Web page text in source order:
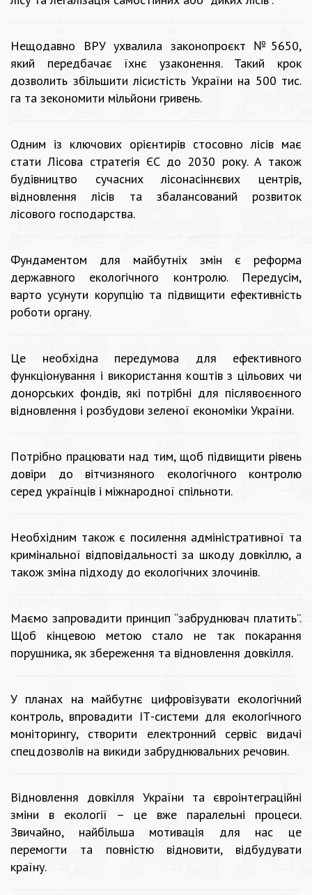
Нещодавно ВРУ ухвалила законопроєкт №5650,
який передбачає їхнє узаконення. Такий крок
дозволить збільшити лісистість України на 500 тис.
га та зекономити мільйони гривень.
Одним із ключових орієнтирів стосовно лісів має
стати Лісова стратегія ЄС до 2030 року. А також
будівництво сучасних лісонасіннєвих центрів,
відновлення лісів та збалансований розвиток
лісового господарства.
Фундаментом для майбутніх змін є реформа
державного екологічного контролю. Передусім,
варто усунути корупцію та підвищити ефективність
роботи органу.
Це необхідна передумова для ефективного
функціонування і використання коштів з цільових чи
донорських фондів, які потрібні для післявоєнного
відновлення і розбудови зеленої економіки України.
Потрібно працювати над тим, щоб підвищити рівень
довіри до вітчизняного екологічного контролю
серед українців і міжнародної спільноти.
Необхідним також є посилення адміністративної та
кримінальної відповідальності за шкоду довкіллю, а
також зміна підходу до екологічних злочинів.
Маємо запровадити принцип “забруднювач платить”.
Щоб кінцевою метою стало не так покарання
порушника, як збереження та відновлення довкілля.
У планах на майбутнє цифровізувати екологічний
контроль, впровадити ІТ-системи для екологічного
моніторингу, створити електронний сервіс видачі
спецдозволів на викиди забруднювальних речовин.
Відновлення довкілля України та євроінтеграційні
зміни в екології – це вже паралельні процеси.
Звичайно, найбільша мотивація для нас це
перемогти та повністю відновити, відбудувати
країну.